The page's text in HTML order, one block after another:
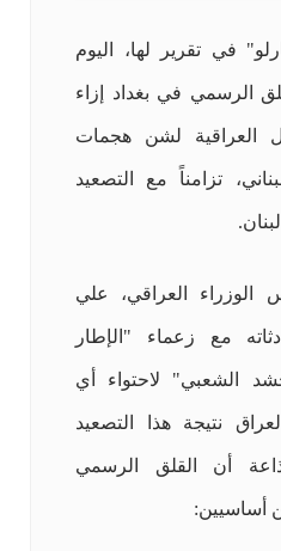
في تقرير لها، اليوم
الرسمي في بغداد إزاء
العراقية لشن هجمات
تزامناً مع التصعيد
الوزراء العراقي، علي
مع زعماء "الإطار
الشعبي" لاحتواء أي
نتيجة هذا التصعيد
أن القلق الرسمي
أساسيين: